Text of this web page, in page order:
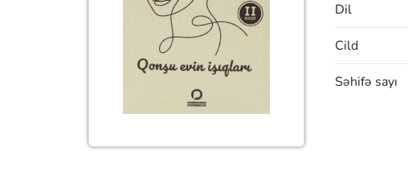
Dil
Cild
Səhifə sayı